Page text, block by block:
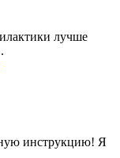
лучше
инструкцию! Я